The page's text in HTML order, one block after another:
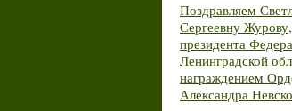
Поздравляем
Сергеевну
президента
Ленинградской
награждением
Александра